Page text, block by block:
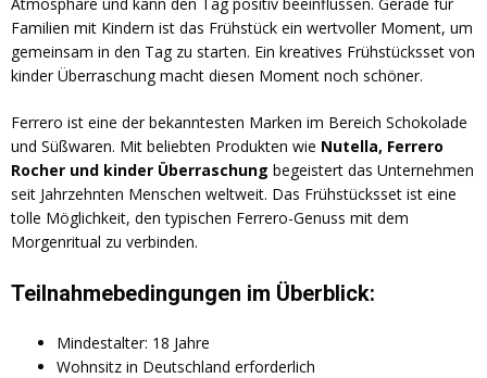
Familien mit Kindern ist das Frühstück ein wertvoller Moment, um
gemeinsam in den Tag zu starten. Ein kreatives Frühstücksset von
kinder Überraschung macht diesen Moment noch schöner.
Ferrero ist eine der bekanntesten Marken im Bereich Schokolade
und Süßwaren. Mit beliebten Produkten wie Nutella, Ferrero
Rocher und kinder Überraschung begeistert das Unternehmen
seit Jahrzehnten Menschen weltweit. Das Frühstücksset ist eine
tolle Möglichkeit, den typischen Ferrero-Genuss mit dem
Morgenritual zu verbinden.
Teilnahmebedingungen im Überblick:
Mindestalter: 18 Jahre
Wohnsitz in Deutschland erforderlich